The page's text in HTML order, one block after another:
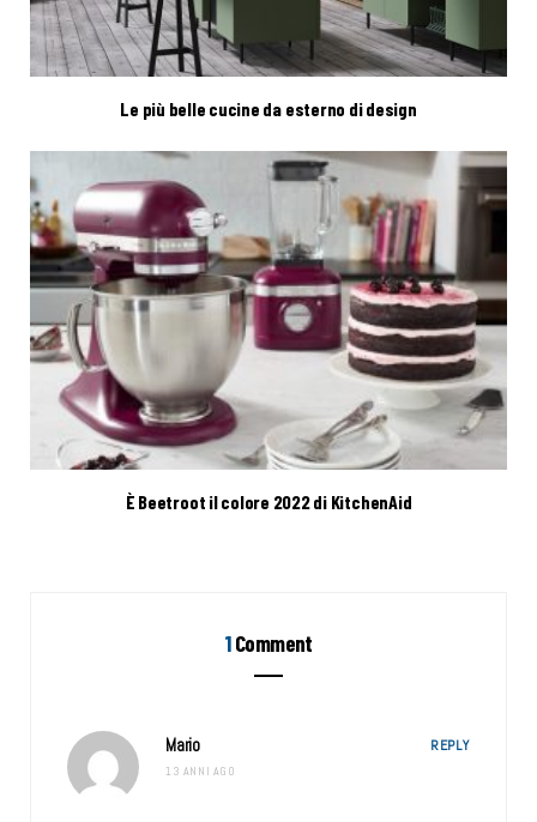
Le più belle cucine da esterno di design
È Beetroot il colore 2022 di KitchenAid
1Comment
Mario
13 ANNI AGO
REPLY